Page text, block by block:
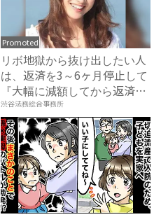
Promoted
リボ地獄から抜け出したい人
は、返済を3～6ヶ月停止して
『大幅に減額してから返済
す...
渋谷法務総合事務所